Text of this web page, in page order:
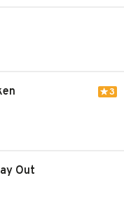
3
Out